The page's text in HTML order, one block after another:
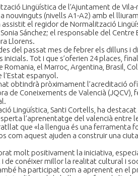
Lingüística de l’Ajuntament de
nouvinguts (nivells A1-A2) amb el
el regidor de Normalització
Sánchez; el responsable del
Llorens.
del passat mes de febrer els dilluns i
inicials. Tot i que s’oferien 24 places,
el Marroc, Argentina, Brasil,
espanyol.
obtindrà pròximament l’acreditació
de Coneixements de Valencià (JQCV),
Lingüística, Santi Cortells, ha
l’aprenentatge del valencià entre
que «la llengua és una ferramenta
com aquest ajuden a construir una
molt positivament la iniciativa,
de conéixer millor la realitat cultural i
ha participat com a aprenent en el